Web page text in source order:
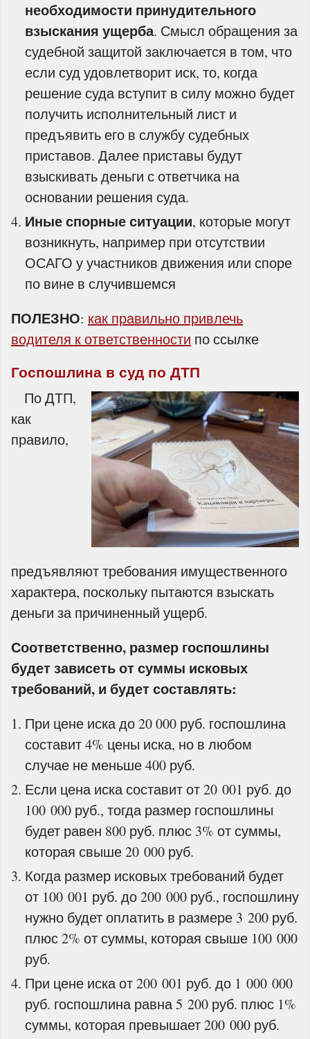
необходимости принудительного
взыскания ущерба. Смысл обращения за
судебной защитой заключается в том, что
если суд удовлетворит иск, то, когда
решение суда вступит в силу можно будет
получить исполнительный лист и
предъявить его в службу судебных
приставов. Далее приставы будут
взыскивать деньги с ответчика на
основании решения суда.
Иные спорные ситуации, которые могут
возникнуть, например при отсутствии
ОСАГО у участников движения или споре
по вине в случившемся
ПОЛЕЗНО: как правильно привлечь
водителя к ответственности по ссылке
Госпошлина в суд по ДТП
По ДТП,
как
правило,
предъявляют требования имущественного
характера, поскольку пытаются взыскать
деньги за причиненный ущерб.
Соответственно, размер госпошлины
будет зависеть от суммы исковых
требований, и будет составлять:
При цене иска до 20 000 руб. госпошлина
составит 4% цены иска, но в любом
случае не меньше 400 руб.
Если цена иска составит от 20 001 руб. до
100 000 руб., тогда размер госпошлины
будет равен 800 руб. плюс 3% от суммы,
которая свыше 20 000 руб.
Когда размер исковых требований будет
от 100 001 руб. до 200 000 руб., госпошлину
нужно будет оплатить в размере 3 200 руб.
плюс 2% от суммы, которая свыше 100 000
руб.
При цене иска от 200 001 руб. до 1 000 000
руб. госпошлина равна 5 200 руб. плюс 1%
суммы, которая превышает 200 000 руб.